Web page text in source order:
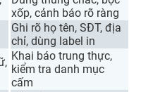
xốp, cảnh báo rõ ràng
Ghi rõ họ tên, SĐT, địa
chỉ, dùng label in
Khai báo trung thực,
kiểm tra danh mục
cấm